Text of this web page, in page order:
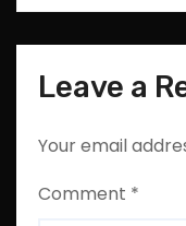
n
Leave a
Your email
Comment *